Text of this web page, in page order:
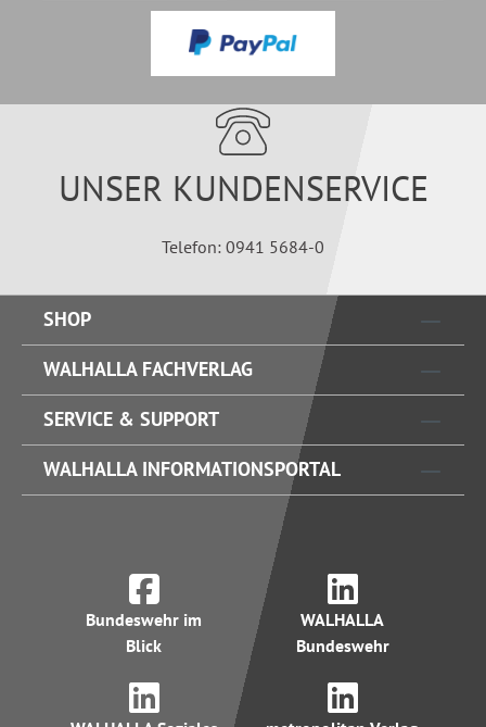
UNSER KUNDENSERVICE
Telefon: 0941 5684-0
SHOP
WALHALLA FACHVERLAG
SERVICE & SUPPORT
WALHALLA INFORMATIONSPORTAL
Bundeswehr im
Blick
WALHALLA
Bundeswehr